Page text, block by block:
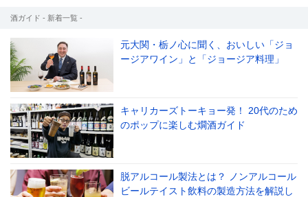
酒ガイド - 新着一覧 -
元大関・栃ノ心に聞く、おいしい「ジョ
ージアワイン」と「ジョージア料理」
キャリカーズトーキョー発！ 20代のため
のポップに楽しむ燗酒ガイド
脱アルコール製法とは？ ノンアルコール
ビールテイスト飲料の製造方法を解説し